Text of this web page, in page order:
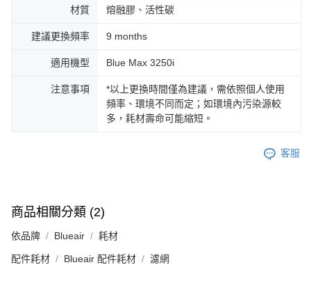
材質 熔融膠、活性碳
建議更換頻率 9 months
適用機型 Blue Max 3250i
注意事項
*以上更換時間僅為建議，需依照個人使用
頻率、環境不同而定；如環境內污染源較
多，耗材壽命可能縮短。
客服
商品相關分類 (2)
依品牌 Blueair 耗材
配件耗材 Blueair 配件耗材 濾網